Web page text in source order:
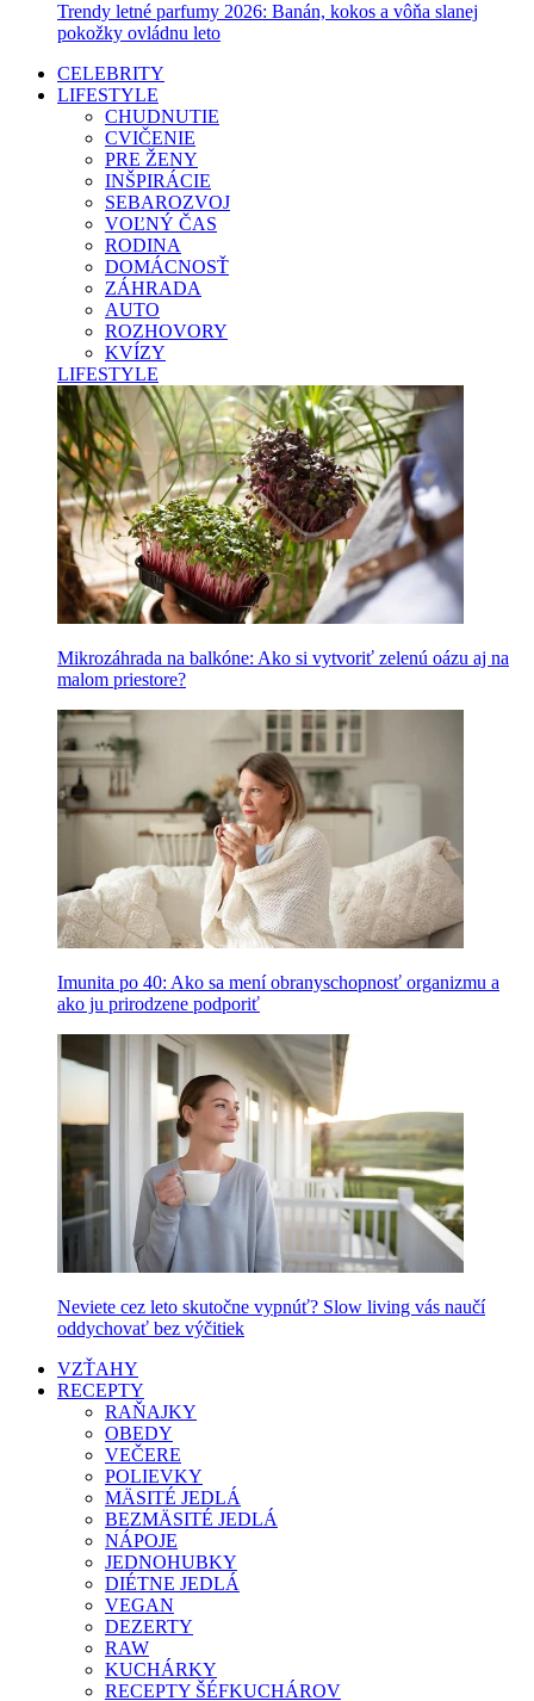
Trendy letné parfumy 2026: Banán, kokos a vôňa slanej
pokožky ovládnu leto
CELEBRITY
LIFESTYLE
CHUDNUTIE
CVIČENIE
PRE ŽENY
INŠPIRÁCIE
SEBAROZVOJ
VOĽNÝ ČAS
RODINA
DOMÁCNOSŤ
ZÁHRADA
AUTO
ROZHOVORY
KVÍZY
LIFESTYLE
Mikrozáhrada na balkóne: Ako si vytvoriť zelenú oázu aj na
malom priestore?
Imunita po 40: Ako sa mení obranyschopnosť organizmu a
ako ju prirodzene podporiť
Neviete cez leto skutočne vypnúť? Slow living vás naučí
oddychovať bez výčitiek
VZŤAHY
RECEPTY
RAŇAJKY
OBEDY
VEČERE
POLIEVKY
MÄSITÉ JEDLÁ
BEZMÄSITÉ JEDLÁ
NÁPOJE
JEDNOHUBKY
DIÉTNE JEDLÁ
VEGAN
DEZERTY
RAW
KUCHÁRKY
RECEPTY ŠÉFKUCHÁROV